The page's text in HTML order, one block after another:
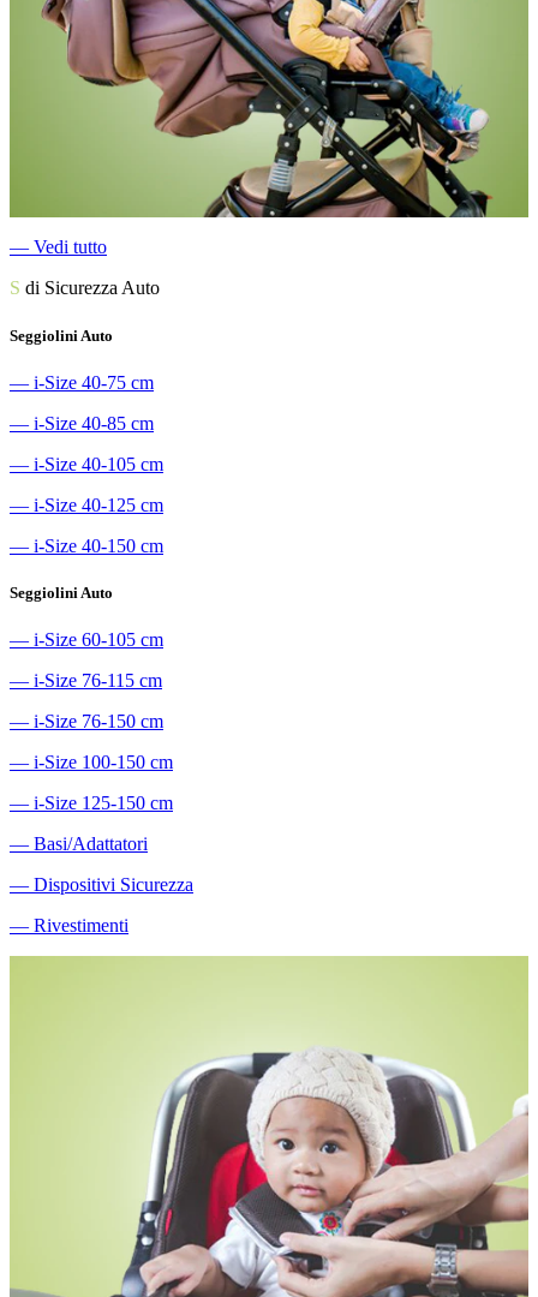
― Vedi tutto
S di Sicurezza Auto
Seggiolini Auto
― i-Size 40-75 cm
― i-Size 40-85 cm
― i-Size 40-105 cm
― i-Size 40-125 cm
― i-Size 40-150 cm
Seggiolini Auto
― i-Size 60-105 cm
― i-Size 76-115 cm
― i-Size 76-150 cm
― i-Size 100-150 cm
― i-Size 125-150 cm
― Basi/Adattatori
― Dispositivi Sicurezza
― Rivestimenti